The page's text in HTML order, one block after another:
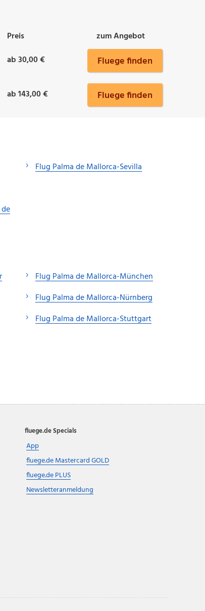
Preis
zum Angebot
ab 30,00 € Fluege finden
ab 143,00 € Fluege finden
Flug Palma de Mallorca-Sevilla
Flug Palma de Mallorca-München
Flug Palma de Mallorca-Nürnberg
Flug Palma de Mallorca-Stuttgart